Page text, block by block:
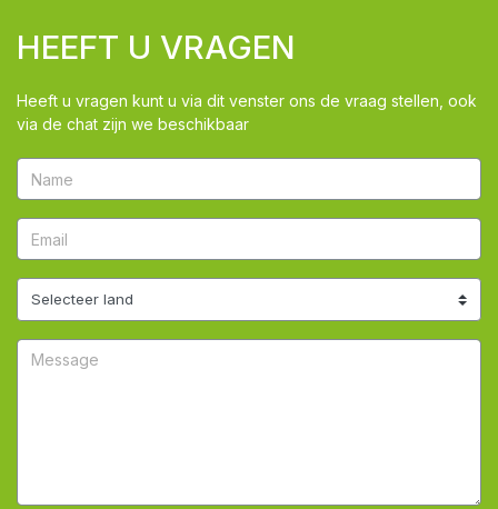
HEEFT U VRAGEN
Heeft u vragen kunt u via dit venster ons de vraag stellen, ook
via de chat zijn we beschikbaar